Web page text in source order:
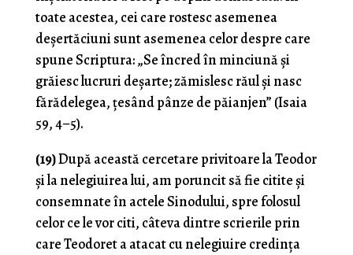
toate acestea, cei care rostesc asemenea
deșertăciuni sunt asemenea celor despre care
spune Scriptura: „Se încred în minciună și
grăiesc lucruri deșarte; zămislesc răul și nasc
fărădelegea, țesând pânze de păianjen” (Isaia
59, 4–5).
(19)După această cercetare privitoare la Teodor
și la nelegiuirea lui, am poruncit să fie citite și
consemnate în actele Sinodului, spre folosul
celor ce le vor citi, câteva dintre scrierile prin
care Teodoret a atacat cu nelegiuire credința